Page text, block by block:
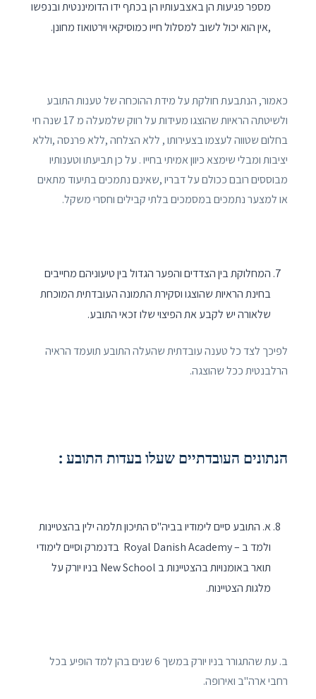
מספר פגיעות הן באצבעותיו הן בכתף ידו הדומיננטית ובנפשו
,אין הוא יכול לשוב למסלול חייו כמוסיקאי וירטואוז מחונן.
כאמור, הנתבעת חולקת על מידת ההוכחה של טענות התובע
ולשיטתה הראיות שהוצגו מעידות על רווק שלמעלה מ 17 שנה חי
בחלום שטווה לעצמו בצעירותו , ללא הצלחה ,ללא פרנסה ,וללא
יציבות ומבלי שימצא כיוון אמיתי בחייו . על כן תביעתו וטענותיו
מבוססים רובם ככולם על דבריו ,שאינם נתמכים בתיעוד מתאים
או למצער נתמכים במסמכים בלתי קבילים וחסרי משקל.
המחלוקת בין הצדדים והפער הגדול בין טיעוניהם מחייבים
בחינת הראיות שהוצגו וסקירת התמונה העובדתית המוכחת
שלאורה יש לקבע את הפיצוי שלו זכאי התובע.
לפיכך לצד כל טענה עובדתית שהעלה התובע תועמד הראיה
הרלבנטית ככל שהוצגה.
הנתונים העובדתיים שעלו בעדות התובע :
א. התובע סיים לימודיו בביה"ס התיכון תלמה ילין בהצטיינות
ולמד ב – Royal Danish Academy בדנמרק וסיים לימודי
תואר באומנויות בהצטיינות ב New School בניו יורק על
מלגות הצטיינות.
ב. עת שהתגורר בניו יורק במשך 6 שנים בהן למד הופיע בכל
רחבי ארה"ב ואירופה.